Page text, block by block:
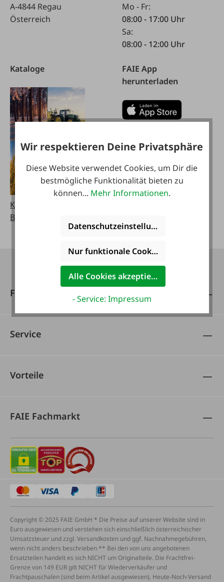
A-4844 Regau
Österreich
Mo - Fr:
08:00 - 17:00 Uhr
Sa:
08:00 - 12:00 Uhr
Kataloge
Kataloge bestellen
Blätterbare Kataloge
FAIE App
herunterladen
FAIE
Service
Vorteile
FAIE Fachmarkt
Copyright © 2025 FAIE GmbH * Die Preise auf unserer Website sind in
Euro ausgewiesen und verstehen sich einschließlich österreichischer
Umsatzsteuer und zzgl. Versandkosten und ggf. Nachnahmegebühren,
wenn nicht anders beschrieben ** Bei den von uns angebotenen
Ersatzteilen handelt es sich NICHT um Originalteile. Die Frachtfrei-
Grenze von 149 EUR gilt NICHT für Wiederverkäufer und
Frachtpauschalen (sind beim Artikel ausgewiesen), Heute-Noch-Versand
Wir respektieren Deine Privatsphäre
Diese Website verwendet Cookies, um Dir die
bestmögliche Funktionalität bieten zu
können... Mehr Informationen.
Datenschutzeinstellungen
Nur funktionale Cookies akzeptieren
Alle Cookies akzeptieren
- Service: Impressum